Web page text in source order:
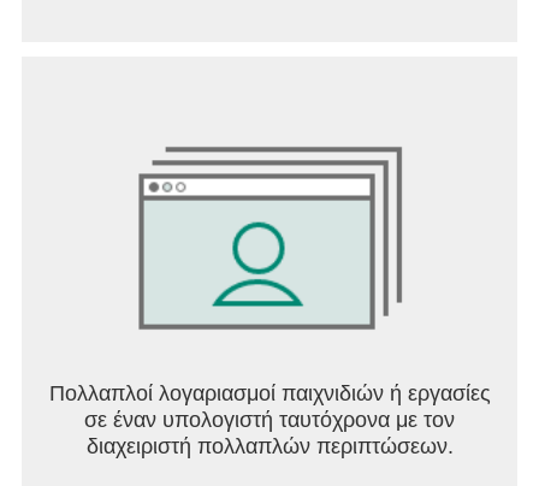
Πολλαπλοί λογαριασμοί παιχνιδιών ή εργασίες
σε έναν υπολογιστή ταυτόχρονα με τον
διαχειριστή πολλαπλών περιπτώσεων.